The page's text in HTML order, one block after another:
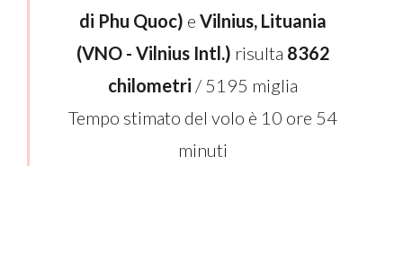
di Phu Quoc) e Vilnius, Lituania
(VNO - Vilnius Intl.) risulta 8362
chilometri / 5195 miglia
Tempo stimato del volo è 10 ore 54
minuti